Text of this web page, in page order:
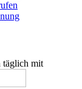
täglich mit